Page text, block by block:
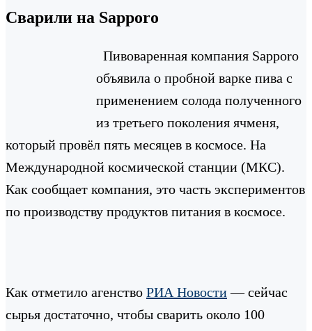
Сварили на Sapporo
Пивоваренная компания Sapporo
объявила о пробной варке пива с
применением солода полученного
из третьего поколения ячменя,
который провёл пять месяцев в космосе. На
Международной космической станции (МКС).
Как сообщает компания, это часть экспериментов
по производству продуктов питания в космосе.
Как отметило агенство РИА Новости— сейчас
сырья достаточно, чтобы сварить около 100